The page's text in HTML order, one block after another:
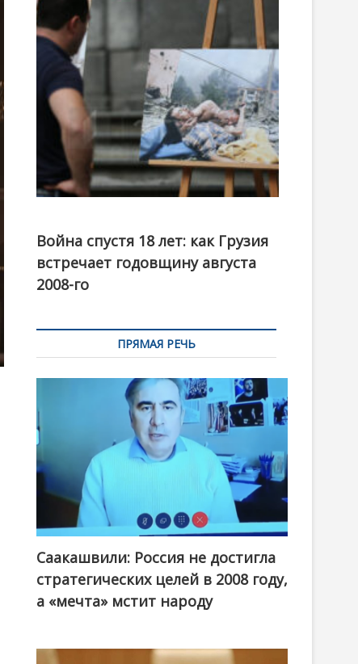
o
n
канал
Война спустя 18 лет: как Грузия
встречает годовщину августа
2008-го
ПРЯМАЯ РЕЧЬ
Саакашвили: Россия не достигла
стратегических целей в 2008 году,
а «мечта» мстит народу